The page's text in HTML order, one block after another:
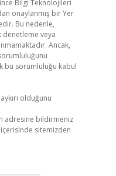
Bilgi Teknolojileri
onaylanmış bir Yer
Bu nedenle,
veya
Ancak,
bu sorumluluğu kabul
olduğunu
adresine bildirmeniz
sitemizden